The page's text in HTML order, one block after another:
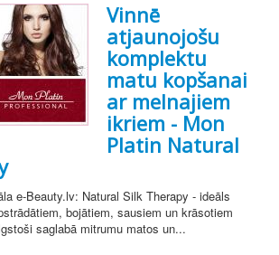
Vinnē
atjaunojošu
komplektu
matu kopšanai
ar melnajiem
ikriem - Mon
Platin Natural
e-Beauty.lv: Natural Silk Therapy - ideāls
bojātiem, sausiem un krāsotiem
saglabā mitrumu matos un...